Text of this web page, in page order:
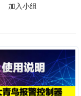
加入小组